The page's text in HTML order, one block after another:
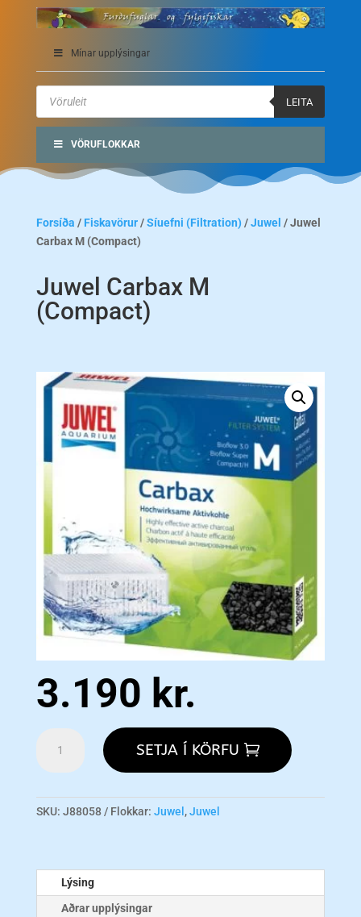
Mínar upplýsingar
Products
search
LEITA
VÖRUFLOKKAR
Forsíða / Fiskavörur/Síuefni (Filtration) /Juwel / Juwel
Carbax M (Compact)
Juwel Carbax M
(Compact)
3.190 kr.
Carbax
magn
SETJA Í KÖRFU
SKU: J88058 Flokkar: Juwel ,Juwel
Lýsing
Aðrar upplýsingar